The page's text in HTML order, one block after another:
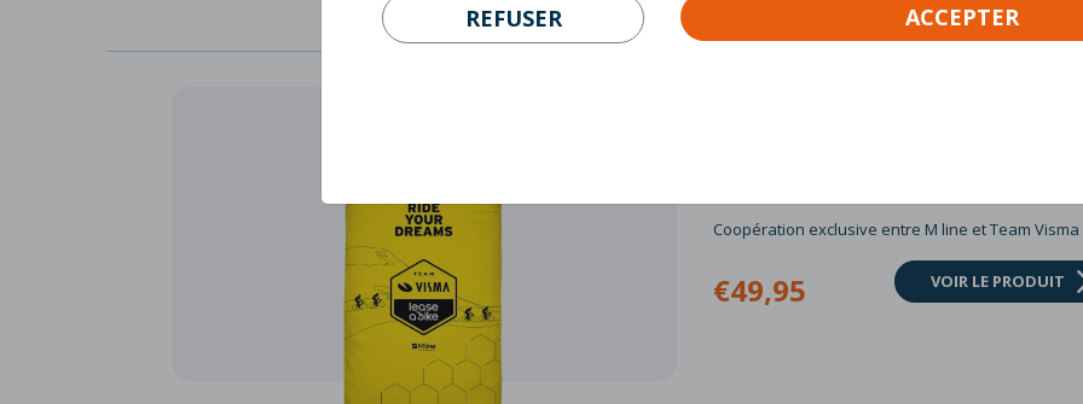
REFUSER ACCEPTER
Coopération exclusive entre M line et Team
€49,95 VOIR LE PRODUIT